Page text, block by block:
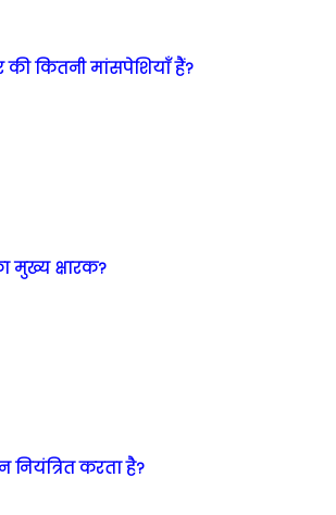
की कितनी मांसपेशियाँ हैं?
मुख्य क्षारक?
नियंत्रित करता है?